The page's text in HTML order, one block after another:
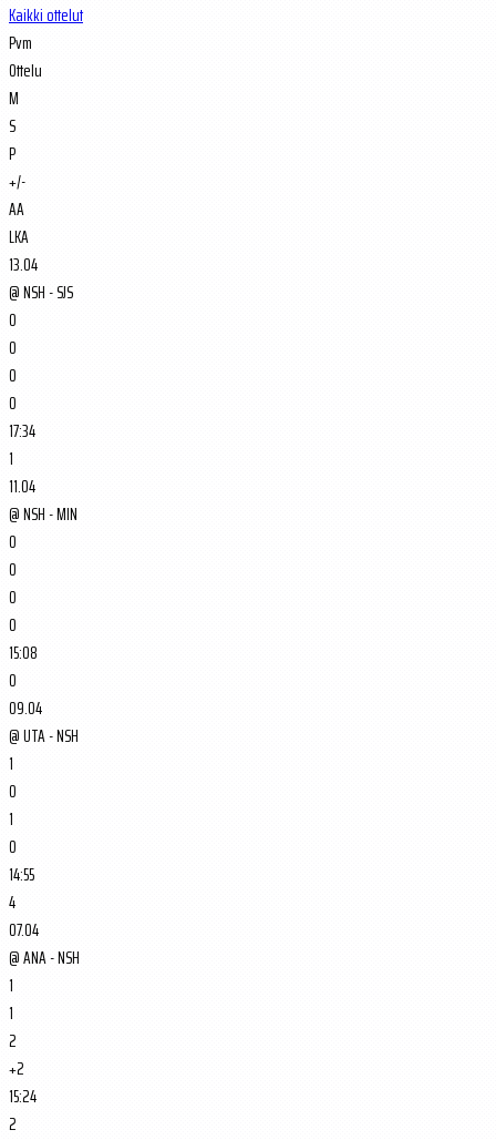
Kaikki ottelut
Pvm
Ottelu
M
S
P
+/-
AA
LKA
13.04
@NSH - SJS
0
0
0
0
17:34
1
11.04
@NSH - MIN
0
0
0
0
15:08
0
09.04
@UTA - NSH
1
0
1
0
14:55
4
07.04
@ANA - NSH
1
1
2
+2
15:24
2